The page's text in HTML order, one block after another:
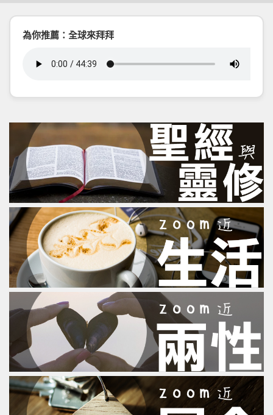
為你推薦：全球來拜拜